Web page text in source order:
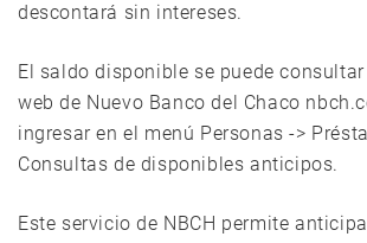
descontará sin intereses.
El saldo disponible se puede
web de Nuevo Banco del Chaco
ingresar en el menú Personas ->
Consultas de disponibles anticipos.
Este servicio de NBCH permite